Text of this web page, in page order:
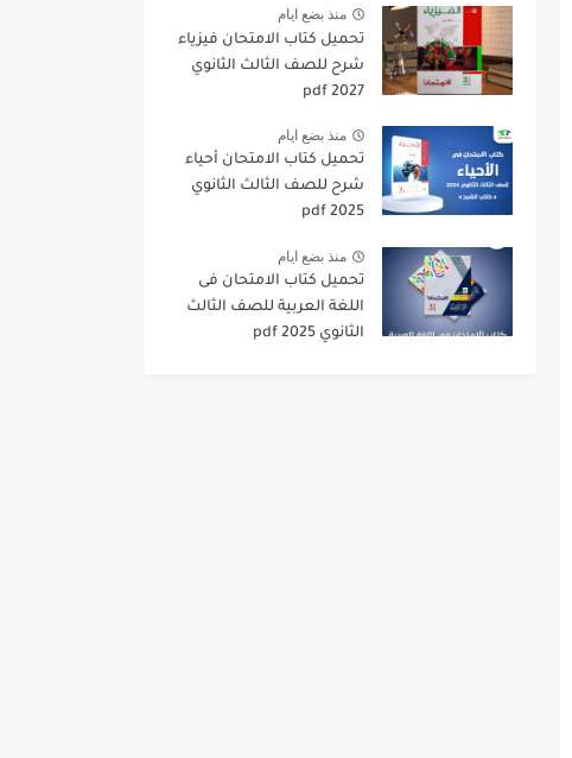
منذ بضع ايام
تحميل كتاب الامتحان فيزياء
شرح للصف الثالث الثانوي
2027 pdf
منذ بضع ايام
تحميل كتاب الامتحان أحياء
شرح للصف الثالث الثانوي
2025 pdf
منذ بضع ايام
تحميل كتاب الامتحان فى
اللغة العربية للصف الثالث
الثانوي 2025 pdf